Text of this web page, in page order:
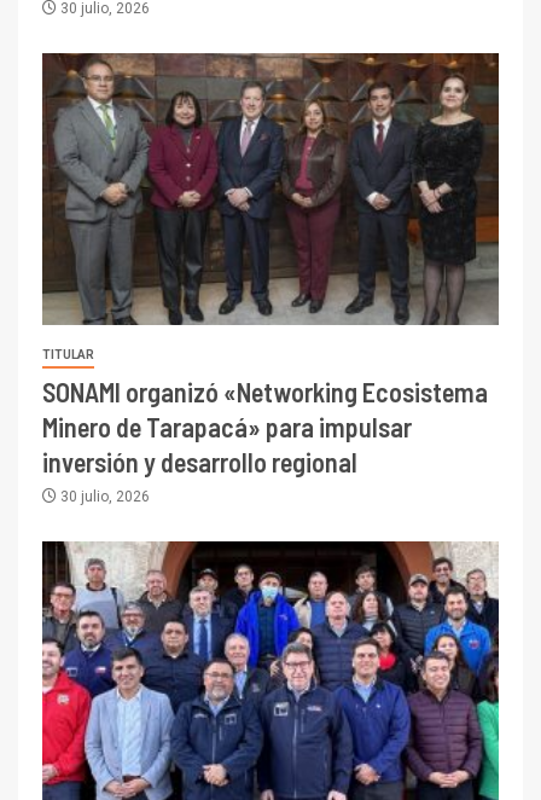
30 julio, 2026
TITULAR
SONAMI organizó «Networking Ecosistema
Minero de Tarapacá» para impulsar
inversión y desarrollo regional
30 julio, 2026